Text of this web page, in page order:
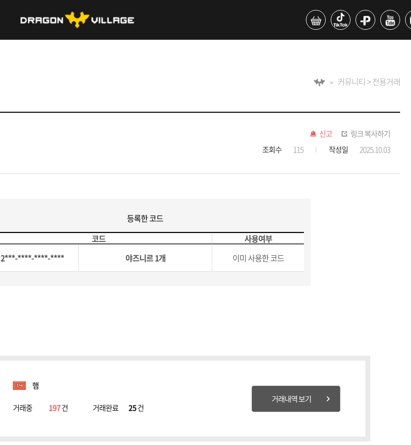
커뮤니티 > 전용거래
신고
링크 복사하기
조회수
115 작성일 2025.10.03
등록한 코드
코드
사용여부
2***-****-****-****
야즈니르 1개 이미 사용한 코드
햄
거래중 197건 거래완료 25건
거래내역 보기